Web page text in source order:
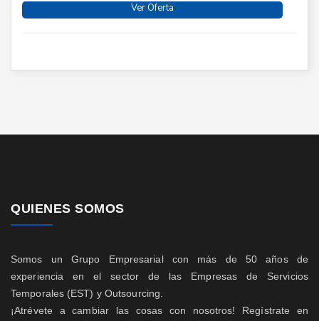
Ver Oferta
QUIENES SOMOS
Somos un Grupo Empresarial con más de 50 años de
experiencia en el sector de las Empresas de Servicios
Temporales (EST) y Outsourcing.
¡Atrévete a cambiar las cosas con nosotros! Regístrate en